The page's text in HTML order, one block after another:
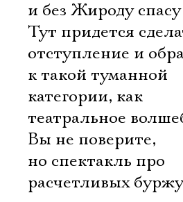
и без Жироду
Тут придется
отступление и
к такой туманной
категории, как
театральное
Вы не поверите,
но спектакль про
расчетливых